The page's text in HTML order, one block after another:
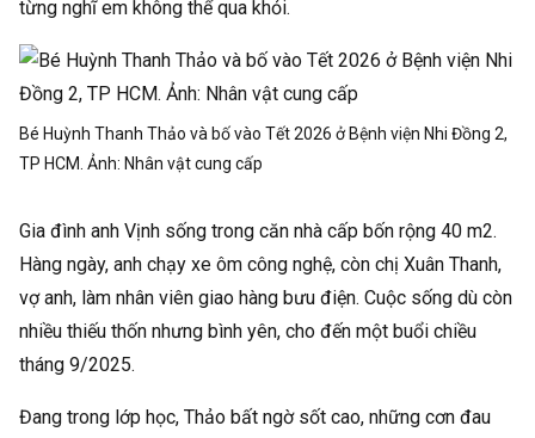
từng nghĩ em không thể qua khỏi.
Bé Huỳnh Thanh Thảo và bố vào Tết 2026 ở Bệnh viện Nhi Đồng 2,
TP HCM. Ảnh: Nhân vật cung cấp
Gia đình anh Vịnh sống trong căn nhà cấp bốn rộng 40 m2.
Hàng ngày, anh chạy xe ôm công nghệ, còn chị Xuân Thanh,
vợ anh, làm nhân viên giao hàng bưu điện. Cuộc sống dù còn
nhiều thiếu thốn nhưng bình yên, cho đến một buổi chiều
tháng 9/2025.
Đang trong lớp học, Thảo bất ngờ sốt cao, những cơn đau